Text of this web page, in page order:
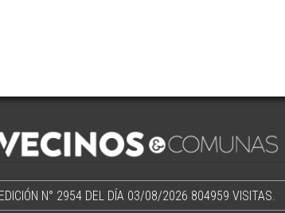
EDICIÓN N° 2954 DEL DÍA 03/08/2026 804959 VISITAS.